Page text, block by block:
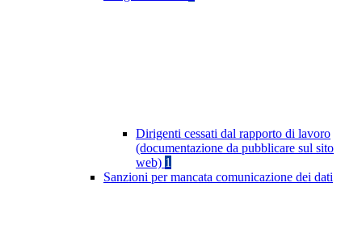
Dirigenti cessati dal rapporto di lavoro
(documentazione da pubblicare sul sito
web) 1
Sanzioni per mancata comunicazione dei dati